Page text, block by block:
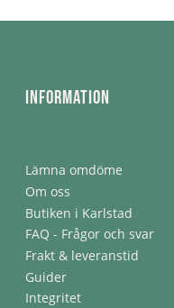
Information
Lämna omdöme
Om oss
Butiken i Karlstad
FAQ - Frågor och svar
Frakt & leveranstid
Guider
Integritet